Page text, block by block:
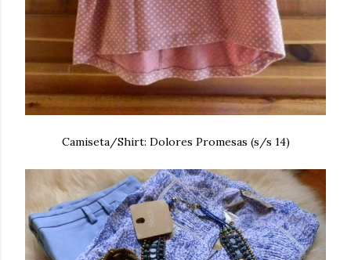
Camiseta/Shirt: Dolores Promesas (s/s 14)